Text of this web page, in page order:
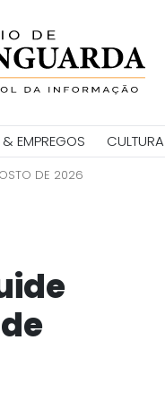
EMPREGOS CULTURA
DE 2026